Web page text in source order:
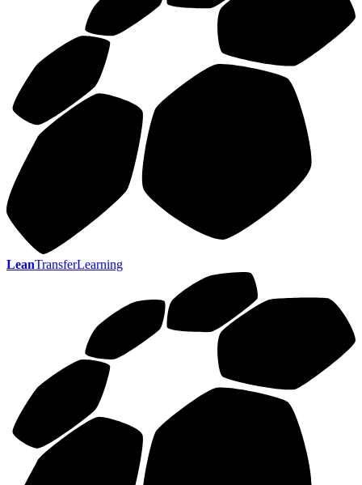
LeanTransferLearning